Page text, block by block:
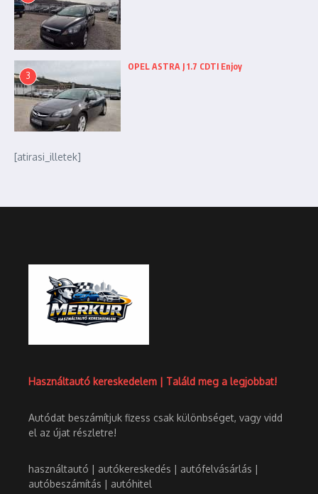
3
OPEL ASTRA J 1.7 CDTI Enjoy
[atirasi_illetek]
Használtautó kereskedelem | Találd meg a legjobbat!
Autódat beszámítjuk fizess csak különbséget, vagy vidd
el az újat részletre!
használtautó | autókereskedés | autófelvásárlás |
autóbeszámítás | autóhitel